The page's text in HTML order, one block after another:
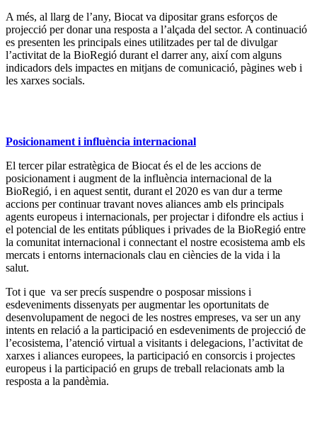
A més, al llarg de l’any, Biocat va dipositar grans esforços de
projecció per donar una resposta a l’alçada del sector. A continuació
es presenten les principals eines utilitzades per tal de divulgar
l’activitat de la BioRegió durant el darrer any, així com alguns
indicadors dels impactes en mitjans de comunicació, pàgines web i
les xarxes socials.
Posicionament i influència internacional
El tercer pilar estratègica de Biocat és el de les accions de
posicionament i augment de la influència internacional de la
BioRegió, i en aquest sentit, durant el 2020 es van dur a terme
accions per continuar travant noves aliances amb els principals
agents europeus i internacionals, per projectar i difondre els actius i
el potencial de les entitats públiques i privades de la BioRegió entre
la comunitat internacional i connectant el nostre ecosistema amb els
mercats i entorns internacionals clau en ciències de la vida i la
salut.
Tot i que va ser precís suspendre o posposar missions i
esdeveniments dissenyats per augmentar les oportunitats de
desenvolupament de negoci de les nostres empreses, va ser un any
intents en relació a la participació en esdeveniments de projecció de
l’ecosistema, l’atenció virtual a visitants i delegacions, l’activitat de
xarxes i aliances europees, la participació en consorcis i projectes
europeus i la participació en grups de treball relacionats amb la
resposta a la pandèmia.